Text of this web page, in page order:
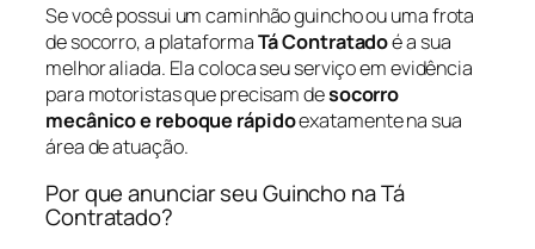
Se você possui um caminhão guincho ou uma frota
de socorro, a plataformaTá Contratadoé a sua
melhor aliada. Ela coloca seu serviço em evidência
para motoristas que precisam desocorro
mecânico e reboque rápidoexatamente na sua
área de atuação.
Por que anunciar seu Guincho na Tá
Contratado?